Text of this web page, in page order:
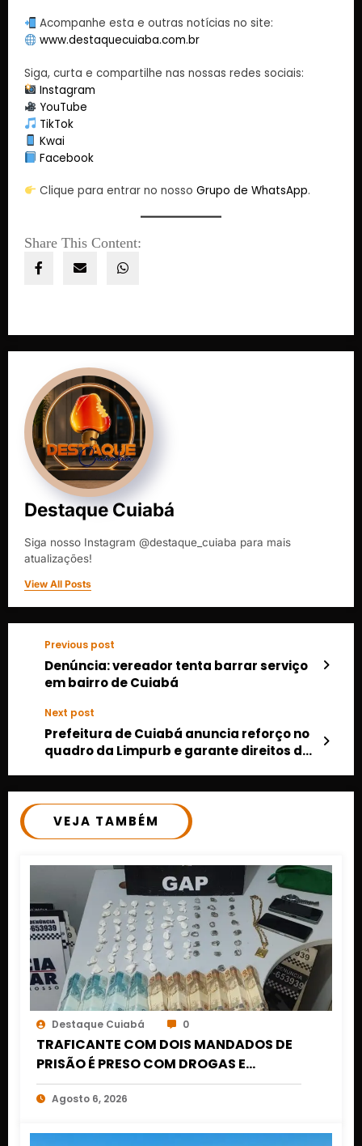
Acompanhe esta e outras notícias no site:
www.destaquecuiaba.com.br
Siga, curta e compartilhe nas nossas redes sociais:
Instagram
YouTube
TikTok
Kwai
Facebook
Clique para entrar no nossoGrupo de WhatsApp.
Share This Content:
Destaque Cuiabá
Siga nosso Instagram @destaque_cuiaba para mais
atualizações!
View All Posts
Previous post
Denúncia: vereador tenta barrar serviço
em bairro de Cuiabá
Next post
Prefeitura de Cuiabá anuncia reforço no
quadro da Limpurb e garante direitos de
VEJA TAMBÉM
Destaque Cuiabá 0
TRAFICANTE COM DOIS MANDADOS DE
PRISÃO É PRESO COM DROGAS E
DINHEIRO NO 1º DE MARÇO EM CUIABÁ
Agosto 6, 2026